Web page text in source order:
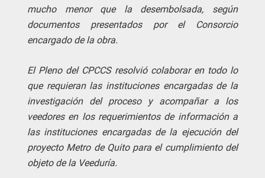
mucho menor que la desembolsada, según
documentos presentados por el Consorcio
encargado de la obra.
El Pleno del CPCCS resolvió colaborar en todo lo
que requieran las instituciones encargadas de la
investigación del proceso y acompañar a los
veedores en los requerimientos de información a
las instituciones encargadas de la ejecución del
proyecto Metro de Quito para el cumplimiento del
objeto de la Veeduría.